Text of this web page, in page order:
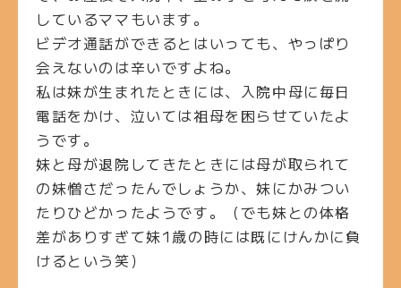
しているママもいます。
ビデオ通話ができるとはいっても、やっぱり
会えないのは辛いですよね。
私は妹が生まれたときには、入院中母に毎日
電話をかけ、泣いては祖母を困らせていたよ
うです。
妹と母が退院してきたときには母が取られて
の妹憎さだったんでしょうか、妹にかみつい
たりひどかったようです。（でも妹との体格
差がありすぎて妹1 歳の時には既にけんかに負
けるという笑）